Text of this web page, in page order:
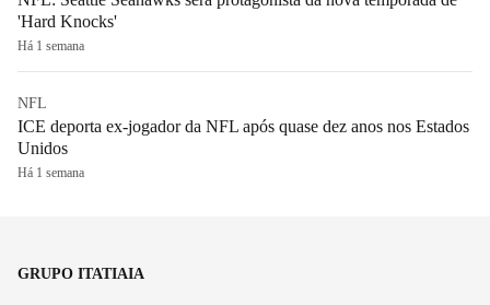
'Hard Knocks'
Há 1 semana
NFL
ICE deporta ex-jogador da NFL após quase dez anos nos Estados
Unidos
Há 1 semana
GRUPO ITATIAIA